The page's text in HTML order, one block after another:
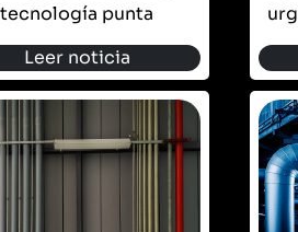
punta
Leer noticia